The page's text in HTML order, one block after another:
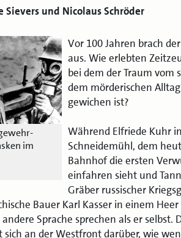
Sievers und Nicolaus Schröder
im
Vor 100 Jahren brach
aus. Wie erlebten
bei dem der Traum vom
dem mörderischen
gewichen ist?
Während Elfriede Kuhr
Schneidemühl, dem
Bahnhof die ersten
einfahren sieht und
Gräber russischer
Bauer Karl Kasser in einem
Sprache sprechen als er selbst.
sich an der Westfront darüber, wie